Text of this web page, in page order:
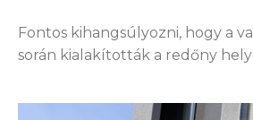
Fontos kihangsúlyozni, hogy a
során kialakították a redőny